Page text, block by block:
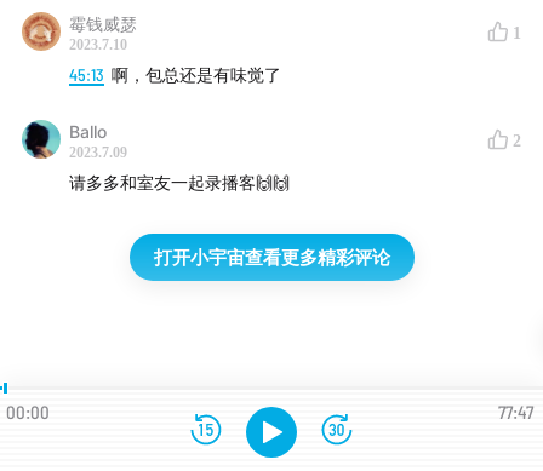
霉钱威瑟
2023.7.10
1
45:13 啊，包总还是有味觉了
Ballo
2023.7.09
2
请多多和室友一起录播客🙌🙌
打开小宇宙查看更多精彩评论
00:00 77:47